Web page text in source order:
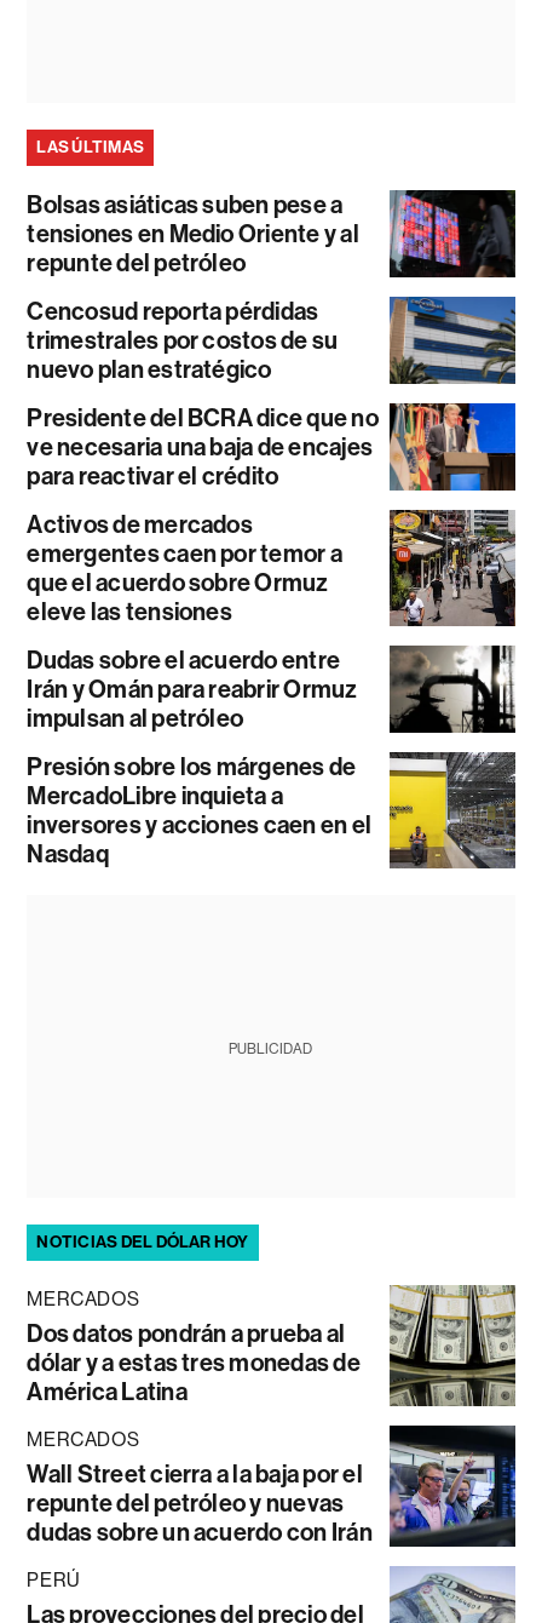
LAS ÚLTIMAS
Bolsas asiáticas suben pese a
tensiones en Medio Oriente y al
repunte del petróleo
Cencosud reporta pérdidas
trimestrales por costos de su
nuevo plan estratégico
Presidente del BCRA dice que no
ve necesaria una baja de encajes
para reactivar el crédito
Activos de mercados
emergentes caen por temor a
que el acuerdo sobre Ormuz
eleve las tensiones
Dudas sobre el acuerdo entre
Irán y Omán para reabrir Ormuz
impulsan al petróleo
Presión sobre los márgenes de
MercadoLibre inquieta a
inversores y acciones caen en el
Nasdaq
PUBLICIDAD
NOTICIAS DEL DÓLAR HOY
MERCADOS
Dos datos pondrán a prueba al
dólar y a estas tres monedas de
América Latina
MERCADOS
Wall Street cierra a la baja por el
repunte del petróleo y nuevas
dudas sobre un acuerdo con Irán
PERÚ
Las proyecciones del precio del